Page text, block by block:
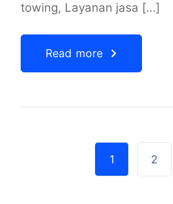
towing, Layanan jasa […]
Read more
1 2